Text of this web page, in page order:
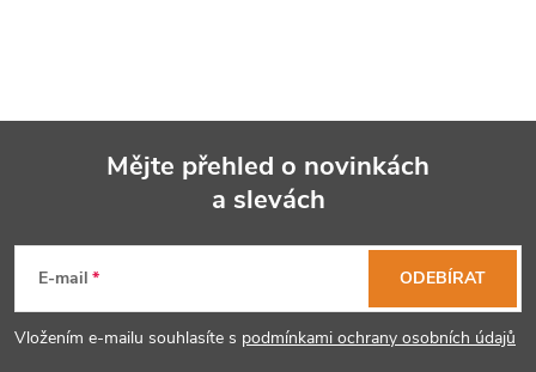
p
Mějte přehled o novinkách
a slevách
E-mail
Vložením e-mailu souhlasíte s podmínkami ochrany osobních údajů
ODEBÍRAT